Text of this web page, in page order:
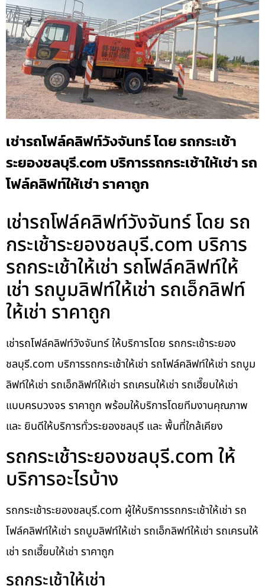
เช่ารถโฟล์คลิฟท์วังจันทร์ โดย รถกระเช้า
ระยองชลบุรี.com บริการรถกระเช้าให้เช่า รถ
โฟล์คลิฟท์ให้เช่า ราคาถูก
เช่ารถโฟล์คลิฟท์วังจันทร์ โดย รถ
กระเช้าระยองชลบุรี.com บริการ
รถกระเช้าให้เช่า รถโฟล์คลิฟท์ให้
เช่า รถบูมลิฟท์ให้เช่า รถเอ็กลิฟท์
ให้เช่า ราคาถูก
เช่ารถโฟล์คลิฟท์วังจันทร์ ให้บริการโดย รถกระเช้าระยอง
ชลบุรี.com บริการรถกระเช้าให้เช่า รถโฟล์คลิฟท์ให้เช่า รถบูม
ลิฟท์ให้เช่า รถเอ็กลิฟท์ให้เช่า รถเครนให้เช่า รถเฮี๊ยบให้เช่า
แบบครบวงจร ราคาถูก พร้อมให้บริการโดยทีมงานคุณภาพ
และ ยินดีให้บริการทั่วระยองชลบุรี และ พื้นที่ใกล้เคียง
รถกระเช้าระยองชลบุรี.com ให้
บริการอะไรบ้าง
รถกระเช้าระยองชลบุรี.com ผู้ให้บริการรถกระเช้าให้เช่า รถ
โฟล์คลิฟท์ให้เช่า รถบูมลิฟท์ให้เช่า รถเอ็กลิฟท์ให้เช่า รถเครนให้
เช่า รถเฮี๊ยบให้เช่า ราคาถูก
รถกระเช้าให้เช่า